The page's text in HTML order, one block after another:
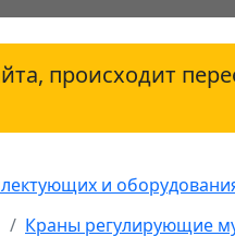
происходит
и
Краны регулирующие